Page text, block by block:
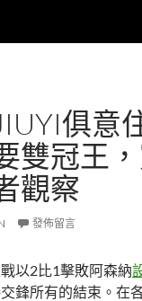
俱意
雙冠王
觀察
發佈留言
以2比1擊敗阿森納
鋒所有的結束。在